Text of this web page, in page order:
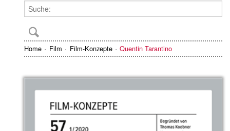
Home Film Film-Konzepte Quentin Tarantino